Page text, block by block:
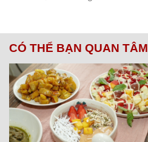
CÓ THỂ BẠN QUAN TÂM